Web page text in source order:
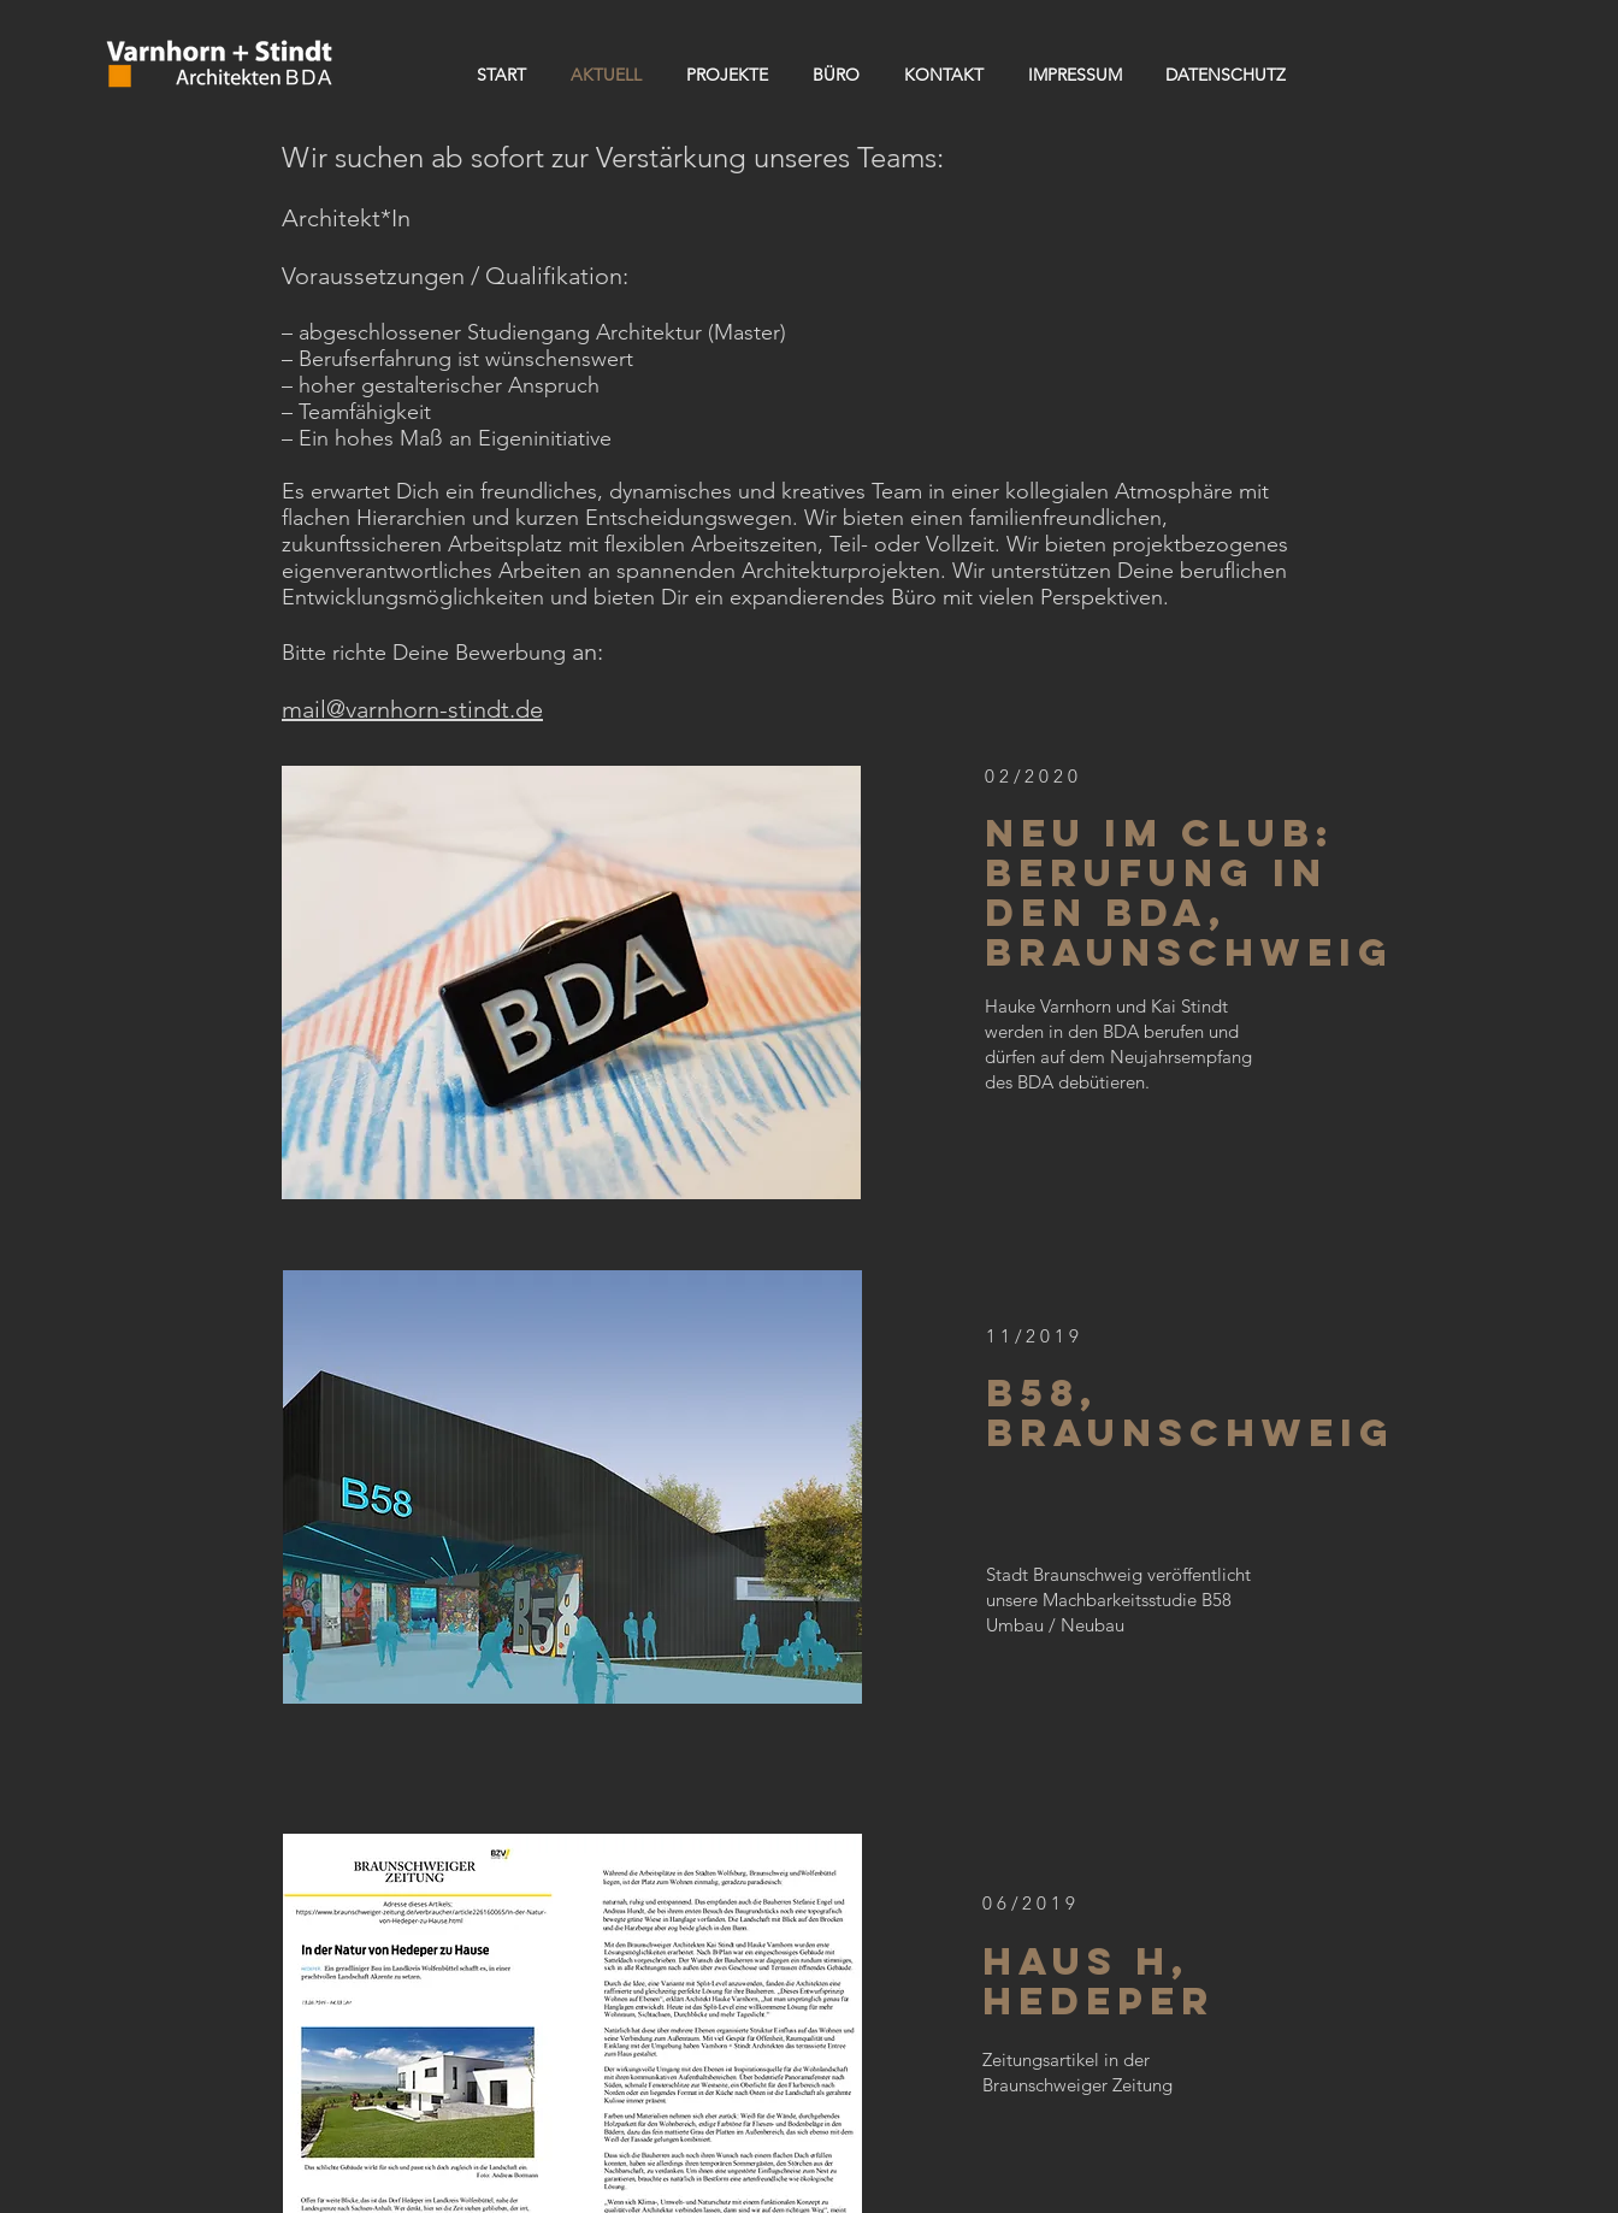
START AKTUELL PROJEKTE BÜRO KONTAKT IMPRESSUM DATENSCHUTZ
Wir suchen ab sofort zur Verstärkung unseres Teams:
Architekt*In
Voraussetzungen / Qualifikation:
– abgeschlossener Studiengang Architektur (Master)
– Berufserfahrung ist wünschenswert
– hoher gestalterischer Anspruch
– Teamfähigkeit
– Ein hohes Maß an Eigeninitiative
Es erwartet Dich ein freundliches, dynamisches und kreatives Team in einer kollegialen Atmosphäre mit
flachen Hierarchien und kurzen Entscheidungswegen. Wir bieten einen familienfreundlichen,
zukunftssicheren Arbeitsplatz mit flexiblen Arbeitszeiten, Teil- oder Vollzeit. Wir bieten projektbezogenes
eigenverantwortliches Arbeiten an spannenden Architekturprojekten. Wir unterstützen Deine beruflichen
Entwicklungsmöglichkeiten und bieten Dir ein expandierendes Büro mit vielen Perspektiven.
Bitte richte Deine Bewerbung an:
mail@varnhorn-stindt.de
02/2020
neu im Club:
Berufung in
den BDA,
Braunschweig
Hauke Varnhorn und Kai Stindt
werden in den BDA berufen und
dürfen auf dem Neujahrsempfang
des BDA debütieren.
11/2019
B58,
Braunschweig
Stadt Braunschweig veröffentlicht
unsere Machbarkeitsstudie B58
Umbau / Neubau
06/2019
Haus H,
Hedeper
Zeitungsartikel in der
Braunschweiger Zeitung